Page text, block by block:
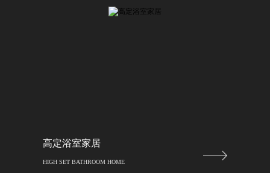
高定浴室家居
HIGH SET BATHROOM HOME